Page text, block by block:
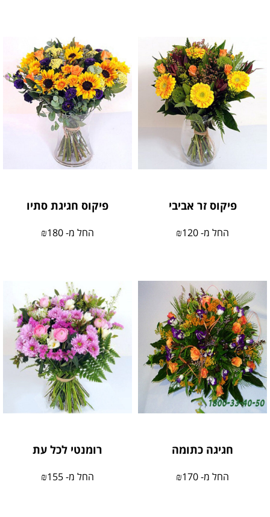
פיקוס זר אביבי
החל מ- ₪120
פיקוס חגיגת סתיו
החל מ- ₪180
חגיגה כתומה
החל מ- ₪170
רומנטי לכל עת
החל מ- ₪155